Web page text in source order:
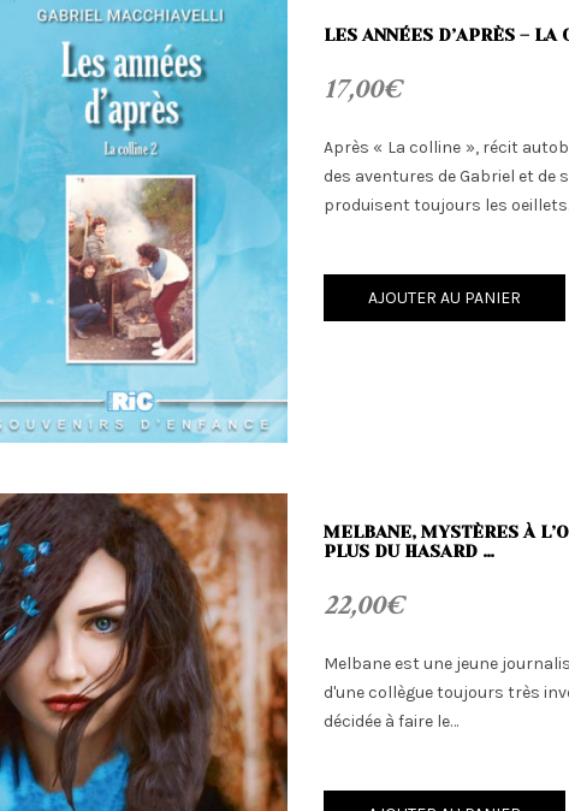
LES ANNÉES D’APRÈS – LA
17,00€
Après « La colline », récit
des aventures de Gabriel et de
produisent toujours les
AJOUTER AU PANIER
MELBANE, MYSTÈRES À
PLUS DU HASARD …
22,00€
Melbane est une jeune
d'une collègue toujours très
décidée à faire le…